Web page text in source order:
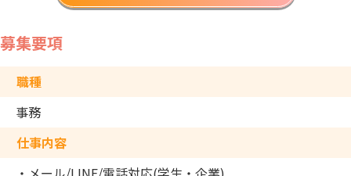
募集要項
職種
事務
仕事内容